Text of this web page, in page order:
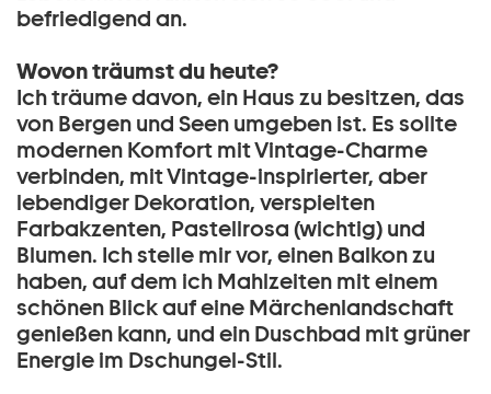
befriedigend an.
Wovon träumst du heute?
Ich träume davon, ein Haus zu besitzen, das
von Bergen und Seen umgeben ist. Es sollte
modernen Komfort mit Vintage-Charme
verbinden, mit Vintage-inspirierter, aber
lebendiger Dekoration, verspielten
Farbakzenten, Pastellrosa (wichtig) und
Blumen. Ich stelle mir vor, einen Balkon zu
haben, auf dem ich Mahlzeiten mit einem
schönen Blick auf eine Märchenlandschaft
genießen kann, und ein Duschbad mit grüner
Energie im Dschungel-Stil.